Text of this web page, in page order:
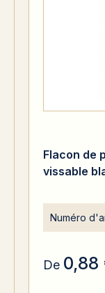
Flacon de
vissable
Numéro
De 0,88